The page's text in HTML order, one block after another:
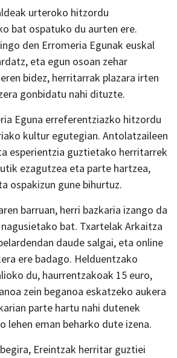
urteroko hitzordu
bat ospatuko du aurten ere.
den Erromeria Egunak euskal
eta egun osoan zehar
bidez, herritarrak plazara irten
gonbidatu nahi dituzte.
Eguna erreferentziazko hitzordu
kultur egutegian. Antolatzaileen
esperientzia guztietako herritarrek
ezagutzea eta parte hartzea,
ospakizun gune bihurtuz.
barruan, herri bazkaria izango da
bat. Txartelak Arkaitza
daude salgai, eta online
ere badago. Helduentzako
du, haurrentzakoak 15 euro,
zein beganoa eskatzeko aukera
parte hartu nahi dutenek
lehen eman beharko dute izena.
Ereintzak herritar guztiei